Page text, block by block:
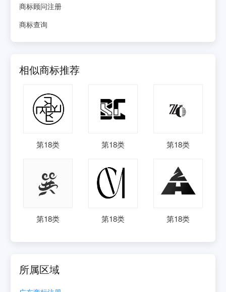
商标顾问注册
商标查询
相似商标推荐
第18类 第18类 第18类
第18类 第18类 第18类
所属区域